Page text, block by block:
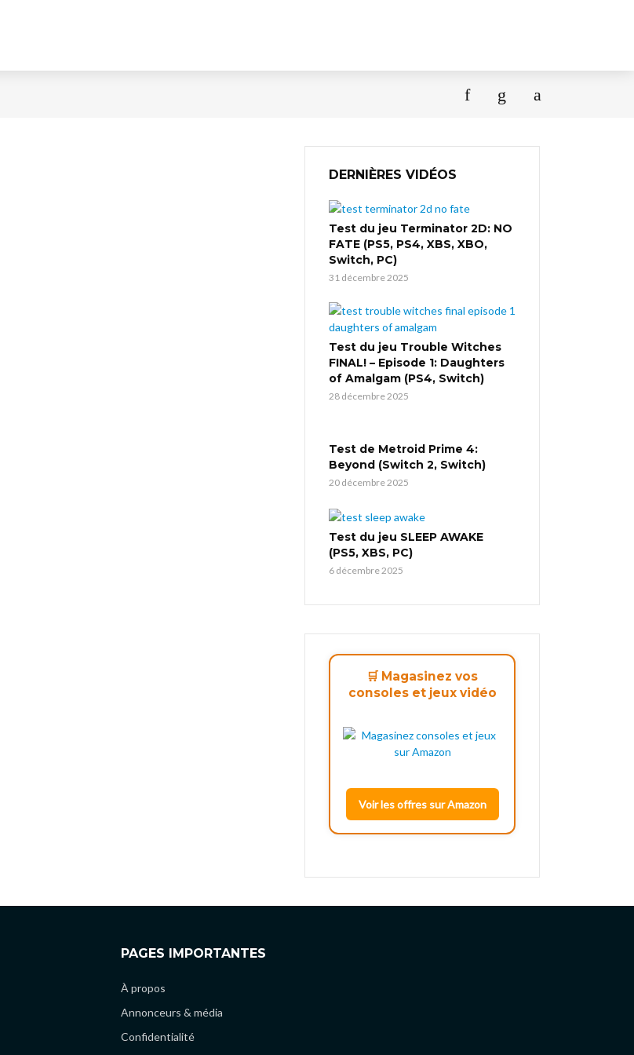
DERNIÈRES VIDÉOS
Test du jeu Terminator 2D: NO
FATE (PS5, PS4, XBS, XBO,
Switch, PC)
31 décembre 2025
Test du jeu Trouble Witches
FINAL! – Episode 1: Daughters
of Amalgam (PS4, Switch)
28 décembre 2025
Test de Metroid Prime 4:
Beyond (Switch 2, Switch)
20 décembre 2025
Test du jeu SLEEP AWAKE
(PS5, XBS, PC)
6 décembre 2025
🛒 Magasinez vos
consoles et jeux vidéo
Voir les offres sur Amazon
PAGES IMPORTANTES
À propos
Annonceurs & média
Confidentialité